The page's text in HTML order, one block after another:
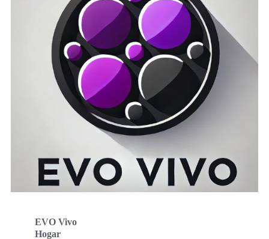
EVO Vivo
Hogar